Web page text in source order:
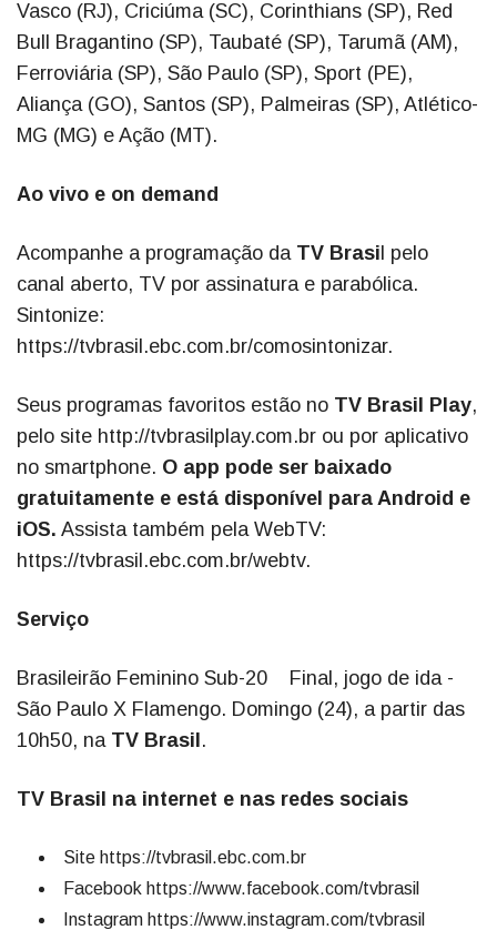
Vasco (RJ), Criciúma (SC), Corinthians (SP), Red
Bull Bragantino (SP), Taubaté (SP), Tarumã (AM),
Ferroviária (SP), São Paulo (SP), Sport (PE),
Aliança (GO), Santos (SP), Palmeiras (SP), Atlético-
MG (MG) e Ação (MT).
Ao vivo e on demand
Acompanhe a programação da TV Brasi l pelo
canal aberto, TV por assinatura e parabólica.
Sintonize:
https://tvbrasil.ebc.com.br/comosintonizar.
Seus programas favoritos estão no TV Brasil Play,
pelo site http://tvbrasilplay.com.br ou por aplicativo
no smartphone. O app pode ser baixado
gratuitamente e está disponível para Android e
iOS. Assista também pela WebTV:
https://tvbrasil.ebc.com.br/webtv.
Serviço
Brasileirão Feminino Sub-20 Final, jogo de ida -
São Paulo X Flamengo. Domingo (24), a partir das
10h50, na TV Brasil .
TV Brasil na internet e nas redes sociais
Site https://tvbrasil.ebc.com.br
Facebook https://www.facebook.com/tvbrasil
Instagram https://www.instagram.com/tvbrasil